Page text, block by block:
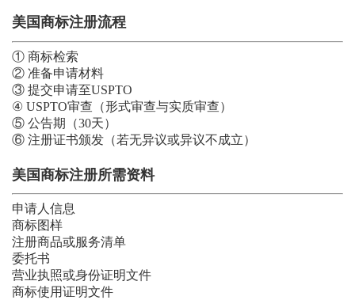
美国商标注册流程
① 商标检索
② 准备申请材料
③ 提交申请至USPTO
④ USPTO审查（形式审查与实质审查）
⑤ 公告期（30天）
⑥ 注册证书颁发（若无异议或异议不成立）
美国商标注册所需资料
申请人信息
商标图样
注册商品或服务清单
委托书
营业执照或身份证明文件
商标使用证明文件